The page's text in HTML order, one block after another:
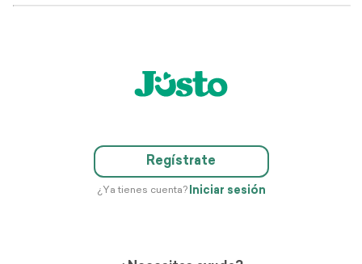
Regístrate
¿Ya tienes cuenta? Iniciar sesión